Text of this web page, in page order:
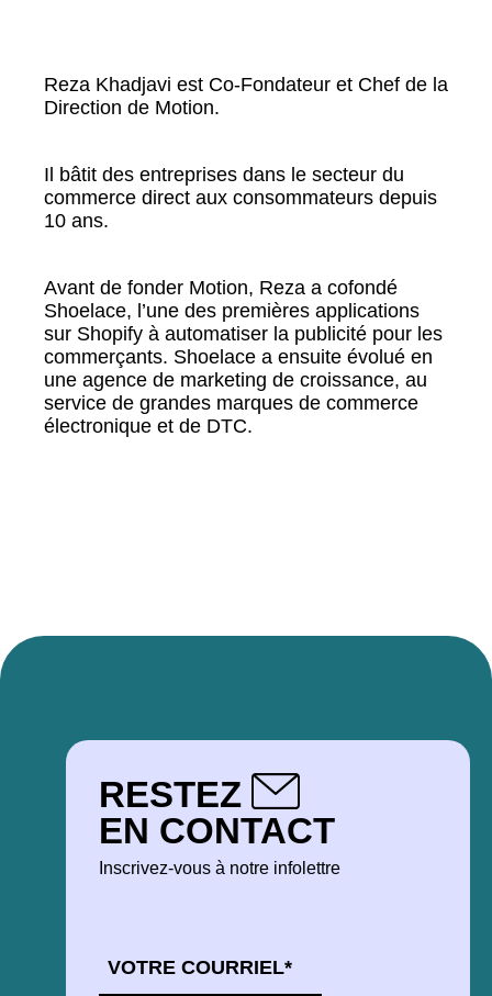
Reza Khadjavi est Co-Fondateur et Chef de la
Direction de Motion.
Il bâtit des entreprises dans le secteur du
commerce direct aux consommateurs depuis
10 ans.
Avant de fonder Motion, Reza a cofondé
Shoelace, l’une des premières applications
sur Shopify à automatiser la publicité pour les
commerçants. Shoelace a ensuite évolué en
une agence de marketing de croissance, au
service de grandes marques de commerce
électronique et de DTC.
RESTEZ
EN CONTACT
Inscrivez-vous à notre infolettre
*